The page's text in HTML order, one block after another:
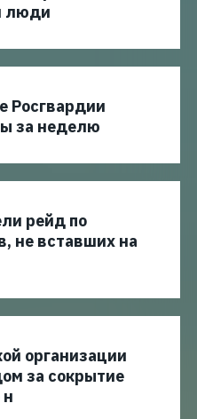
люди
Росгвардии
за неделю
рейд по
не вставших на
организации
за сокрытие